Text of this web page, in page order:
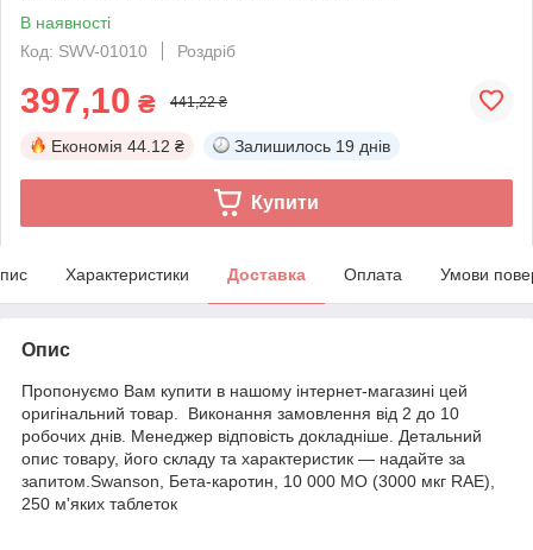
В наявності
Код: SWV-01010
Роздріб
397,10 ₴ 441,22 ₴
Економія 44.12 ₴ Залишилось 19 днів
Купити
Характеристики Доставка Оплата Умови
Опис
Пропонуємо Вам купити в нашому інтернет-магазині цей
оригінальний товар. Виконання замовлення від 2 до 10
робочих днів. Менеджер відповість докладніше. Детальний
опис товару, його складу та характеристик — надайте за
запитом.Swanson, Бета-каротин, 10 000 МО (3000 мкг RAE),
250 м'яких таблеток